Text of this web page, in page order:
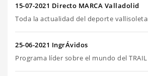
15-07-2021 Directo MARCA Valladolid
Toda la actualidad del deporte
25-06-2021 IngrÁvidos
Programa líder sobre el mundo del TRAIL